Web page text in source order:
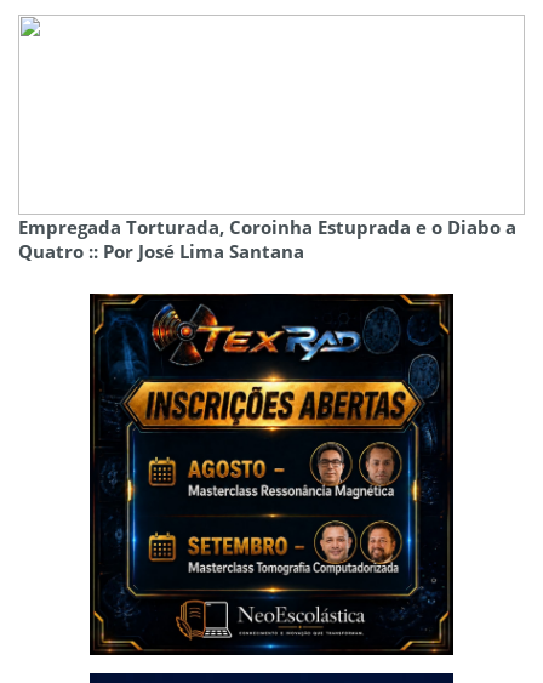
Empregada Torturada, Coroinha Estuprada e o Diabo a
Quatro :: Por José Lima Santana